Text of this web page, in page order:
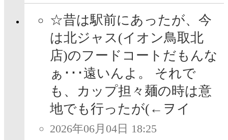
☆昔は駅前にあったが、今
は北ジャス(イオン鳥取北
店)のフードコートだもんな
ぁ･･･遠いんよ。 それで
も、カップ担々麺の時は意
地でも行ったが(←ヲイ
2026年06月04日 18:25